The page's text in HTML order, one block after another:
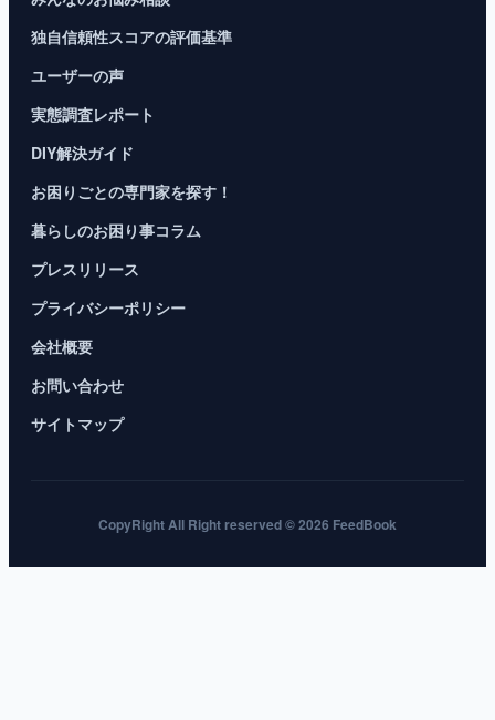
独自信頼性スコアの評価基準
ユーザーの声
実態調査レポート
DIY解決ガイド
お困りごとの専門家を探す！
暮らしのお困り事コラム
プレスリリース
プライバシーポリシー
会社概要
お問い合わせ
サイトマップ
CopyRight All Right reserved © 2026 FeedBook